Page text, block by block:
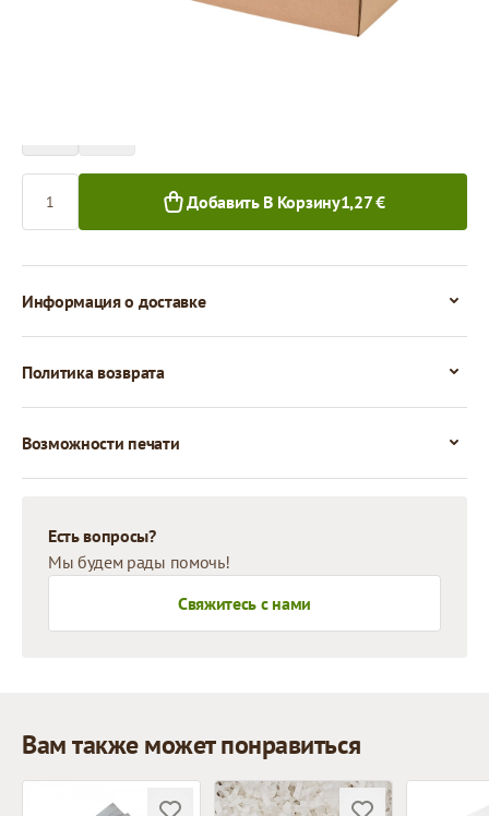
1,15 €
Добавить В Корзину1,27 €
Информация о доставке
Политика возврата
Возможности печати
Есть вопросы?
Мы будем рады помочь!
Свяжитесь с нами
Вам также может понравиться